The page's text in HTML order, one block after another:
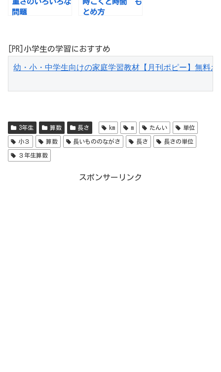
重さのいろいろな
問題
時こくと時間 も
とめ方
[PR]小学生の学習におすすめ
幼・小・中学生向けの家庭学習教材【月刊ポピー】無料
3年生 算数 長さ km m たんい 単位
小３ 算数 長いもののながさ 長さ 長さの単位
３年生算数
スポンサーリンク